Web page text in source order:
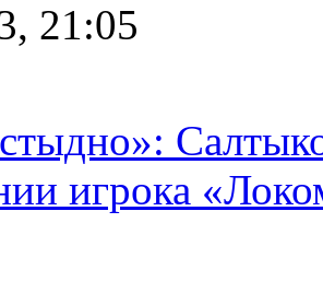
21:05
игрока